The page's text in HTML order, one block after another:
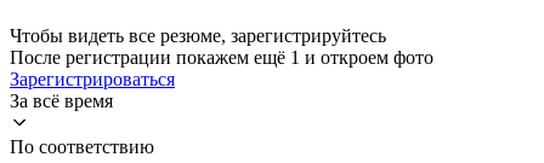
Чтобы видеть все резюме, зарегистрируйтесь
После регистрации покажем ещё 1 и откроем фото
Зарегистрироваться
За всё время
По соответствию